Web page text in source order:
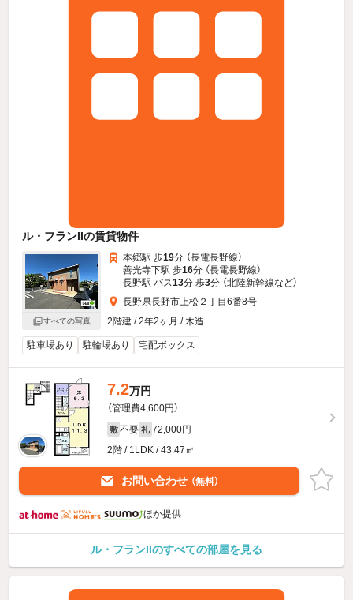
ル・フランIIの賃貸物件
すべての写真
本郷駅 歩19分 （長電長野線）
善光寺下駅 歩16分 （長電長野線）
長野駅 バス13分 歩3分 （北陸新幹線など）
長野県長野市上松２丁目6番8号
2階建 / 2年2ヶ月 / 木造
駐車場あり 駐輪場あり 宅配ボックス
7.2万円
（管理費4,600円）
敷 不要 礼 72,000円
2階 / 1LDK / 43.47㎡
お問い合わせ （無料）
ほか提供
ル・フランIIのすべての部屋を見る